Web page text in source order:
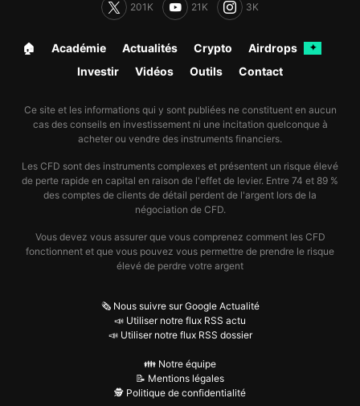
201K 21K 3K
🏠︎ Académie Actualités Crypto Airdrops ✦
Investir Vidéos Outils Contact
Ce site et les informations qui y sont publiées ne constituent en aucun
cas des conseils en investissement ni une incitation quelconque à
acheter ou vendre des instruments financiers.
Les CFD sont des instruments complexes et présentent un risque élevé
de perte rapide en capital en raison de l'effet de levier. Entre 74 et 89 %
des comptes de clients de détail perdent de l'argent lors de la
négociation de CFD.
Vous devez vous assurer que vous comprenez comment les CFD
fonctionnent et que vous pouvez vous permettre de prendre le risque
élevé de perdre votre argent
🗞️ Nous suivre sur Google Actualité
📣 Utiliser notre flux RSS actu
📣 Utiliser notre flux RSS dossier
👪 Notre équipe
📝 Mentions légales
🕵️ Politique de confidentialité